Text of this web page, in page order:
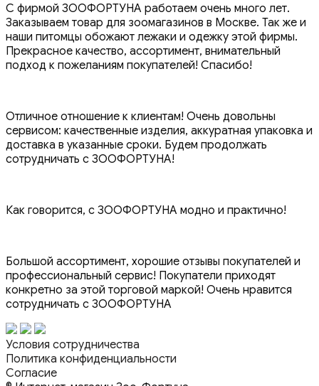
С фирмой ЗООФОРТУНА работаем очень много лет.
Заказываем товар для зоомагазинов в Москве. Так же и
наши питомцы обожают лежаки и одежку этой фирмы.
Прекрасное качество, ассортимент, внимательный
подход к пожеланиям покупателей! Спасибо!
Отличное отношение к клиентам! Очень довольны
сервисом: качественные изделия, аккуратная упаковка и
доставка в указанные сроки. Будем продолжать
сотрудничать с ЗООФОРТУНА!
Как говорится, с ЗООФОРТУНА модно и практично!
Большой ассортимент, хорошие отзывы покупателей и
профессиональный сервис! Покупатели приходят
конкретно за этой торговой маркой! Очень нравится
сотрудничать с ЗООФОРТУНА
Условия сотрудничества
Политика конфиденциальности
Согласие